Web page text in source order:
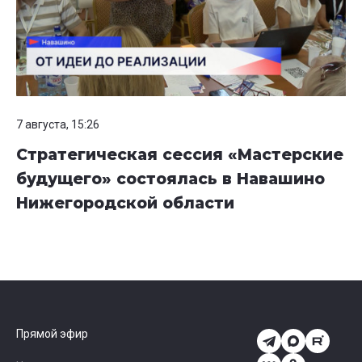
7 августа, 15:26
Стратегическая сессия «Мастерские
будущего» состоялась в Навашино
Нижегородской области
Прямой эфир